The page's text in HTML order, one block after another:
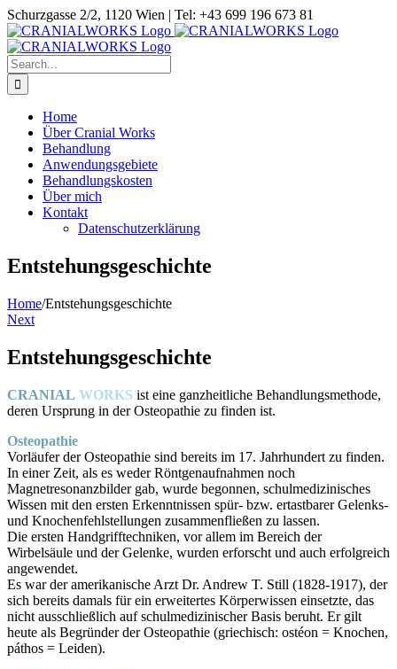
Skip
to
content
Schurzgasse 2/2, 1120 Wien | Tel: +43 699 196 673 81
Search
for:
Home
Über Cranial Works
Behandlung
Anwendungsgebiete
Behandlungskosten
Über mich
Kontakt
Datenschutzerklärung
Entstehungsgeschichte
Home/Entstehungsgeschichte
Next
Entstehungsgeschichte
CRANIAL WORKS ist eine ganzheitliche Behandlungsmethode,
deren Ursprung in der Osteopathie zu finden ist.
Osteopathie
Vorläufer der Osteopathie sind bereits im 17. Jahrhundert zu finden.
In einer Zeit, als es weder Röntgenaufnahmen noch
Magnetresonanzbilder gab, wurde begonnen, schulmedizinisches
Wissen mit den ersten Erkenntnissen spür- bzw. ertastbarer Gelenks-
und Knochenfehlstellungen zusammenfließen zu lassen.
Die ersten Handgrifftechniken, vor allem im Bereich der
Wirbelsäule und der Gelenke, wurden erforscht und auch erfolgreich
angewendet.
Es war der amerikanische Arzt Dr. Andrew T. Still (1828-1917), der
sich bereits damals für ein erweitertes Körperwissen einsetzte, das
nicht ausschließlich auf schulmedizinischer Basis beruht. Er gilt
heute als Begründer der Osteopathie (griechisch: ostéon = Knochen,
páthos = Leiden).